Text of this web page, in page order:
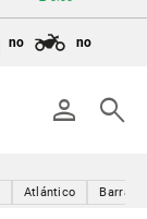
no no
person search
Atlántico